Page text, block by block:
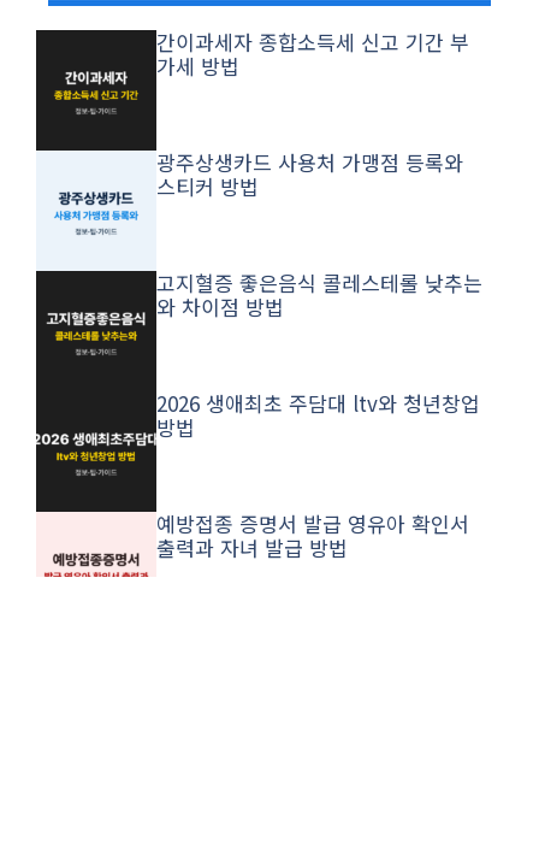
간이과세자 종합소득세 신고 기간 부
가세 방법
광주상생카드 사용처 가맹점 등록와
스티커 방법
고지혈증 좋은음식 콜레스테롤 낮추는
와 차이점 방법
2026 생애최초 주담대 ltv와 청년창업
방법
예방접종 증명서 발급 영유아 확인서
출력과 자녀 발급 방법